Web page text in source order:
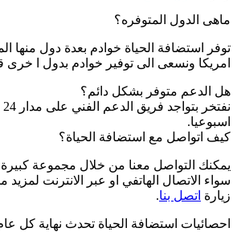
ماهى الدول المتوفره؟
توفر استضافة الحياة خوادم بعدة دول منها
امريكا ونسعى الى توفير خوادم بدول ا خرى
هل الدعم متوفر بشكل دائم؟
اسبوعيا.
كيف اتواصل مع استضافة الحياة؟
يمكنك التواصل معنا من خلال مجموعة
سواء الاتصال الهاتفي او عبر الانترنت
زيارة اتصل بنا.
احصائيات استضافة الحياة تحدث نهاية كل